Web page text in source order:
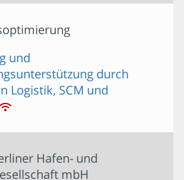
und
durch
Logistik, SCM und
Hafen- und
mbH